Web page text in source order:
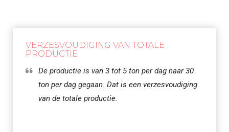
VERZESVOUDIGING VAN TOTALE
PRODUCTIE
De productie is van 3 tot 5 ton per dag naar 30
ton per dag gegaan. Dat is een verzesvoudiging
van de totale productie.